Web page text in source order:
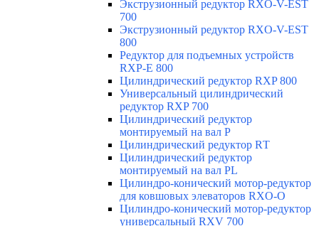
Экструзионный редуктор RXO-V-EST
700
Экструзионный редуктор RXO-V-EST
800
Редуктор для подъемных устройств
RXP-E 800
Цилиндрический редуктор RXP 800
Универсальный цилиндрический
редуктор RXP 700
Цилиндрический редуктор
монтируемый на вал Р
Цилиндрический редуктор RТ
Цилиндрический редуктор
монтируемый на вал РL
Цилиндро-конический мотор-редуктор
для ковшовых элеваторов RXO-O
Цилиндро-конический мотор-редуктор
универсальный RXV 700